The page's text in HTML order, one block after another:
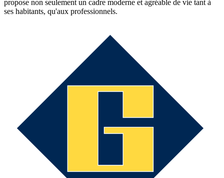
propose non seulement un cadre moderne et agréable de vie tant à
ses habitants, qu'aux professionnels.